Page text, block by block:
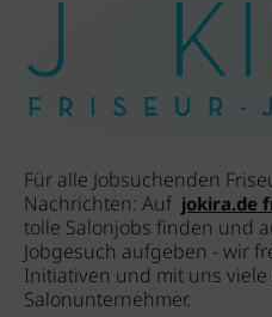
Für alle Jobsuchenden
Nachrichten: Auf jokira.de
tolle Salonjobs finden und
Jobgesuch aufgeben - wir
Initiativen und mit uns
Salonunternehmer.